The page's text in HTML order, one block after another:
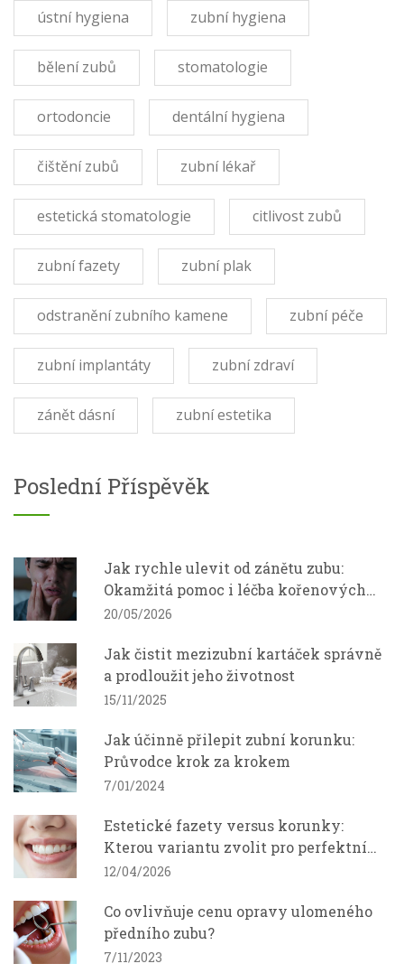
ústní hygiena zubní hygiena
bělení zubů stomatologie
ortodoncie dentální hygiena
čištění zubů zubní lékař
estetická stomatologie citlivost zubů
zubní fazety zubní plak
odstranění zubního kamene zubní péče
zubní implantáty zubní zdraví
zánět dásní zubní estetika
Poslední Příspěvěk
Jak rychle ulevit od zánětu zubu:
Okamžitá pomoc i léčba kořenových
kanálků
20/05/2026
Jak čistit mezizubní kartáček správně
a prodloužit jeho životnost
15/11/2025
Jak účinně přilepit zubní korunku:
Průvodce krok za krokem
7/01/2024
Estetické fazety versus korunky:
Kterou variantu zvolit pro perfektní
úsměv?
12/04/2026
Co ovlivňuje cenu opravy ulomeného
předního zubu?
7/11/2023